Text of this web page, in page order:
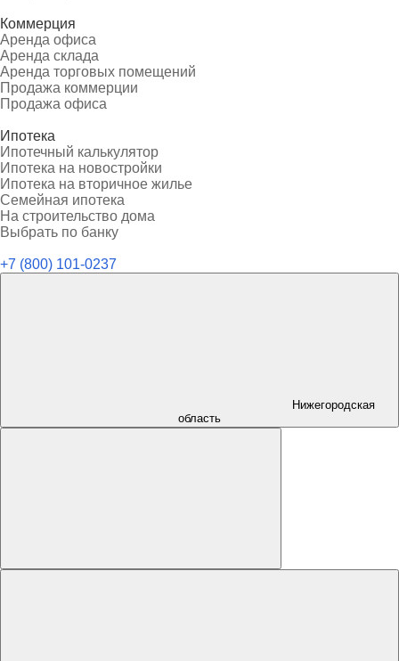
Коммерция
Аренда офиса
Аренда склада
Аренда торговых помещений
Продажа коммерции
Продажа офиса
Ипотека
Ипотечный калькулятор
Ипотека на новостройки
Ипотека на вторичное жилье
Семейная ипотека
На строительство дома
Выбрать по банку
+7 (800) 101-0237
Нижегородская
область